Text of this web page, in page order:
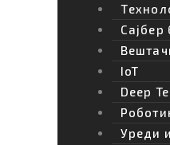
Сајбер
IoT
Deep
Уреди